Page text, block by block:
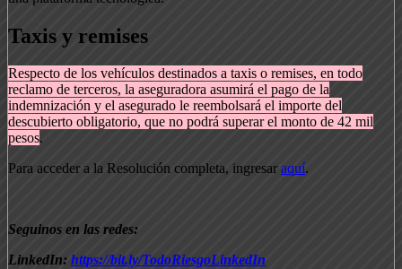
Taxis y remises
Respecto de los vehículos destinados a taxis o remises, en todo
reclamo de terceros, la aseguradora asumirá el pago de la
indemnización y el asegurado le reembolsará el importe del
descubierto obligatorio, que no podrá superar el monto de 42 mil
pesos.
Para acceder a la Resolución completa, ingresar aquí.
Seguinos en las redes:
LinkedIn: https://bit.ly/TodoRiesgoLinkedIn